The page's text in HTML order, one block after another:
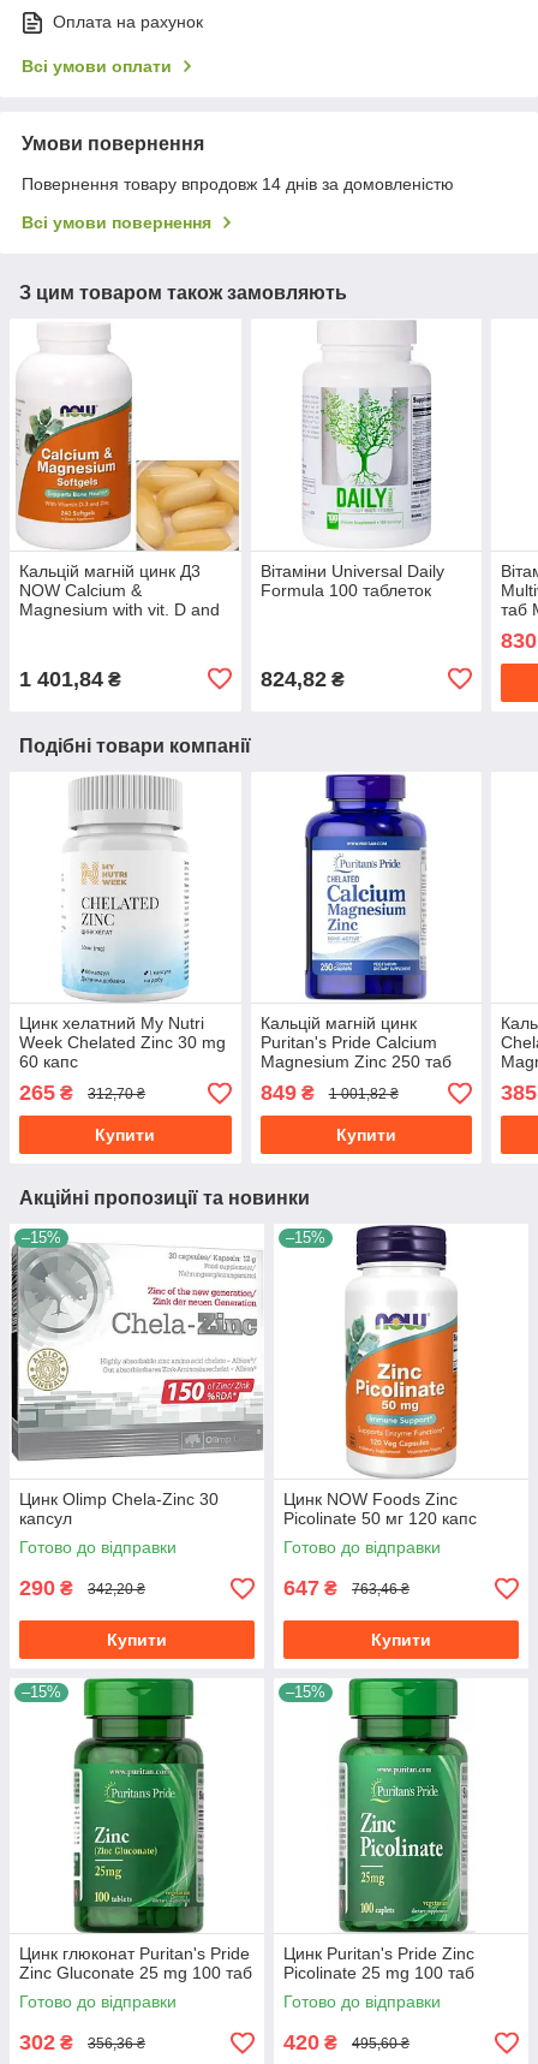
Оплата на рахунок
Всі умови оплати
Умови повернення
Повернення товару впродовж 14 днів за домовленістю
Всі умови повернення
З цим товаром також замовляють
Кальцій магній цинк Д3
NOW Calcium &
Magnesium with vit. D and
1 401,84 ₴
Вітаміни Universal Daily
Formula 100 таблеток
824,82₴
таб
830
Подібні товари компанії
Цинк хелатний My Nutri
Week Chelated Zinc 30 mg
60 капс
265 ₴ 312,70 ₴
Купити
Кальцій магній цинк
Puritan's Pride Calcium
Magnesium Zinc 250 таб
849₴ 1 001,82 ₴
Купити
385
Акційні пропозиції та новинки
–15%
Цинк Olimp Chela-Zinc 30
капсул
Готово до відправки
290 ₴ 342,20 ₴
Купити
–15%
Цинк NOW Foods Zinc
Picolinate 50 мг 120 капс
Готово до відправки
647 ₴ 763,46 ₴
Купити
–15%
Цинк глюконат Puritan's Pride
Zinc Gluconate 25 mg 100 таб
Готово до відправки
302 ₴ 356,36 ₴
–15%
Цинк Puritan's Pride Zinc
Picolinate 25 mg 100 таб
Готово до відправки
420 ₴ 495,60 ₴